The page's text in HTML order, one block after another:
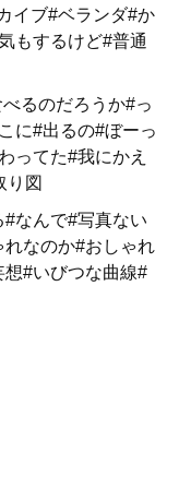
イブ#ベランダ#か
もするけど#普通
るのだろうか#っ
に#出るの#ぼーっ
ってた#我にかえ
り図
なんで#写真ない
なのか#おしゃれ
#いびつな曲線#